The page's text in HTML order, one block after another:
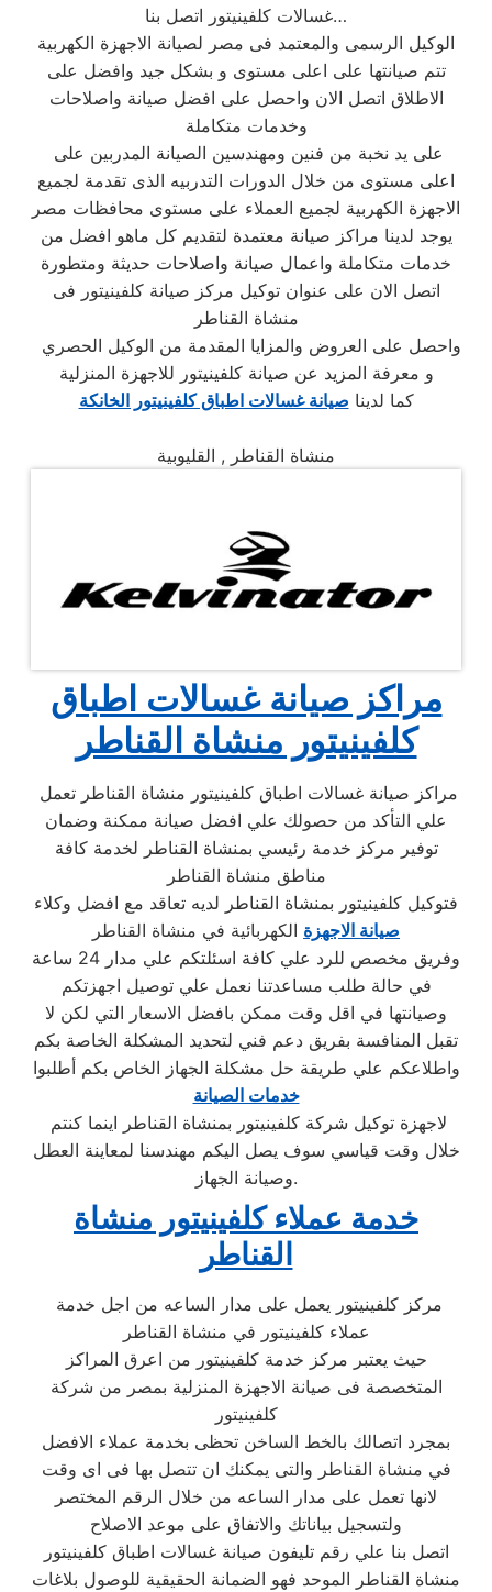
غسالات كلفينيتور اتصل بنا…
الوكيل الرسمى والمعتمد فى مصر لصيانة الاجهزة الكهربية
تتم صيانتها على اعلى مستوى و بشكل جيد وافضل على
الاطلاق اتصل الان واحصل على افضل صيانة واصلاحات
وخدمات متكاملة
اعلى مستوى من خلال الدورات التدربيه الذى تقدمة لجميع
الاجهزة الكهربية لجميع العملاء على مستوى محافظات مصر
يوجد لدينا مراكز صيانة معتمدة لتقديم كل ماهو افضل من
خدمات متكاملة واعمال صيانة واصلاحات حديثة ومتطورة
اتصل الان على عنوان توكيل مركز صيانة كلفينيتور فى
منشاة القناطر
و معرفة المزيد عن صيانة كلفينيتور للاجهزة المنزلية
كما لدينا صيانة غسالات اطباق كلفينيتور الخانكة
منشاة القناطر , القليوبية
مراكز صيانة غسالات اطباق
كلفينيتور منشاة القناطر
علي التأكد من حصولك علي افضل صيانة ممكنة وضمان
توفير مركز خدمة رئيسي بمنشاة القناطر لخدمة كافة
مناطق منشاة القناطر
فتوكيل كلفينيتور بمنشاة القناطر لديه تعاقد مع افضل وكلاء
صيانة الاجهزة الكهربائية في منشاة القناطر
وفريق مخصص للرد علي كافة اسئلتكم علي مدار 24 ساعة
في حالة طلب مساعدتنا نعمل علي توصيل اجهزتكم
وصيانتها في اقل وقت ممكن بافضل الاسعار التي لكن لا
تقبل المنافسة بفريق دعم فني لتحديد المشكلة الخاصة بكم
واطلاعكم علي طريقة حل مشكلة الجهاز الخاص بكم أطلبوا
خدمات الصيانة
خلال وقت قياسي سوف يصل اليكم مهندسنا لمعاينة العطل
وصيانة الجهاز.
خدمة عملاء كلفينيتور منشاة
القناطر
عملاء كلفينيتور في منشاة القناطر
حيث يعتبر مركز خدمة كلفينيتور من اعرق المراكز
المتخصصة فى صيانة الاجهزة المنزلية بمصر من شركة
كلفينيتور
بمجرد اتصالك بالخط الساخن تحظى بخدمة عملاء الافضل
في منشاة القناطر والتى يمكنك ان تتصل بها فى اى وقت
لانها تعمل على مدار الساعه من خلال الرقم المختصر
ولتسجيل بياناتك والاتفاق على موعد الاصلاح
اتصل بنا علي رقم تليفون صيانة غسالات اطباق كلفينيتور
منشاة القناطر الموحد فهو الضمانة الحقيقية للوصول بلاغات